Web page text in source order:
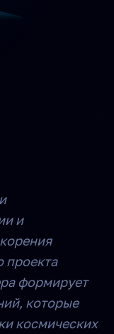
и
проекта
формирует
которые
космических